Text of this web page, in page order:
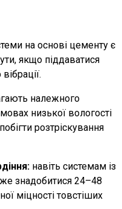
на основі цементу є
якщо піддаватися
належного
низької вологості
розтріскування
навіть системам із
знадобитися 24–48
міцності товстіших